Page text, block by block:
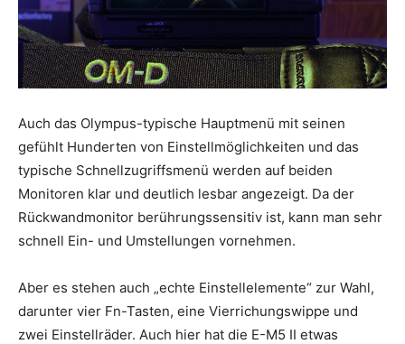
Auch das Olympus-typische Hauptmenü mit seinen
gefühlt Hunderten von Einstellmöglichkeiten und das
typische Schnellzugriffsmenü werden auf beiden
Monitoren klar und deutlich lesbar angezeigt. Da der
Rückwandmonitor berührungssensitiv ist, kann man sehr
schnell Ein- und Umstellungen vornehmen.
Aber es stehen auch „echte Einstellelemente“ zur Wahl,
darunter vier Fn-Tasten, eine Vierrichungswippe und
zwei Einstellräder. Auch hier hat die E-M5 II etwas